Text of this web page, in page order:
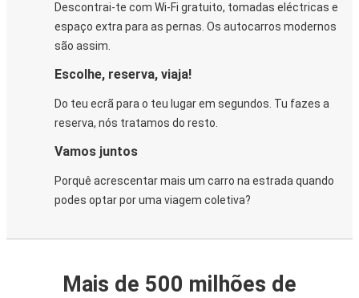
Descontrai-te com Wi-Fi gratuito, tomadas eléctricas e
espaço extra para as pernas. Os autocarros modernos
são assim.
Escolhe, reserva, viaja!
Do teu ecrã para o teu lugar em segundos. Tu fazes a
reserva, nós tratamos do resto.
Vamos juntos
Porquê acrescentar mais um carro na estrada quando
podes optar por uma viagem coletiva?
Mais de 500 milhões de